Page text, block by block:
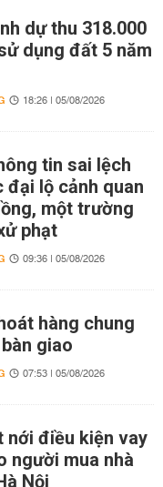
dự thu 318.000
dụng đất 5 năm
18:26 | 05/08/2026
tin sai lệch
đại lộ cảnh quan
một trường
phạt
09:36 | 05/08/2026
hàng chung
giao
07:53 | 05/08/2026
nới điều kiện vay
người mua nhà
Nội